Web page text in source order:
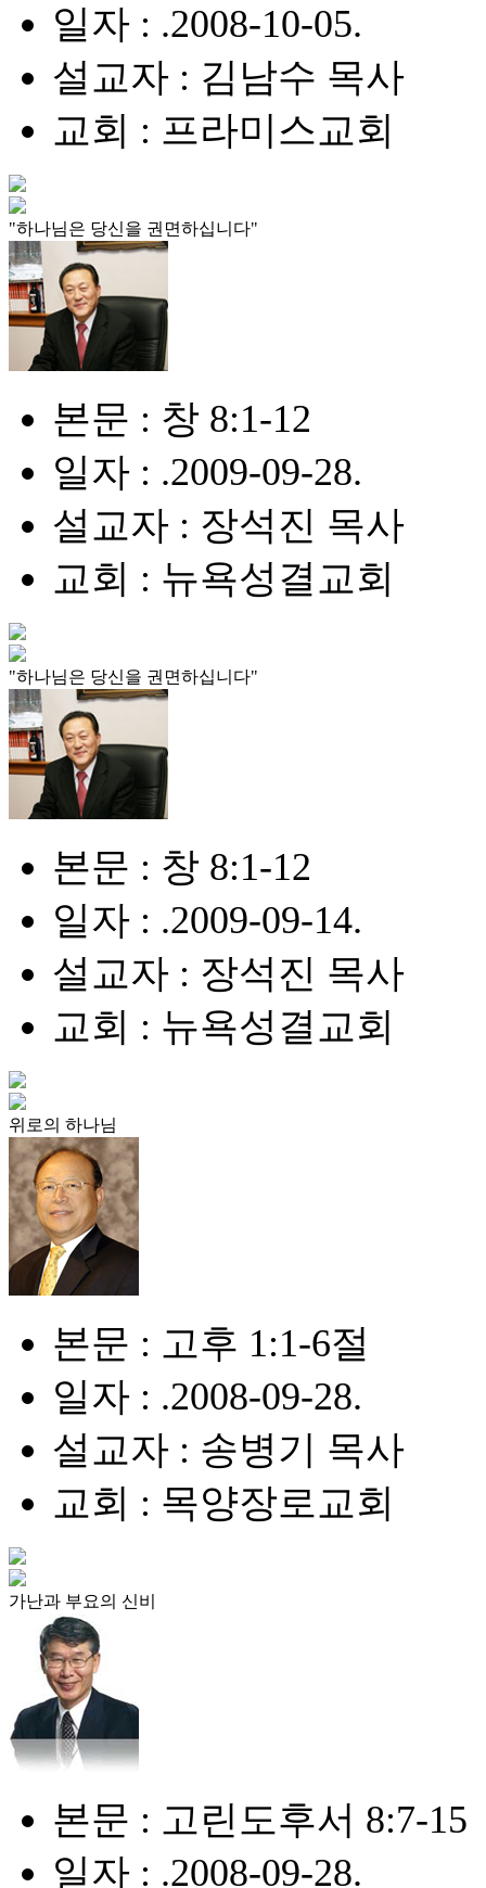
일자 : .2008-10-05.
설교자 : 김남수 목사
교회 : 프라미스교회
"하나님은 당신을 권면하십니다"
본문 : 창 8:1-12
일자 : .2009-09-28.
설교자 : 장석진 목사
교회 : 뉴욕성결교회
"하나님은 당신을 권면하십니다"
본문 : 창 8:1-12
일자 : .2009-09-14.
설교자 : 장석진 목사
교회 : 뉴욕성결교회
위로의 하나님
본문 : 고후 1:1-6절
일자 : .2008-09-28.
설교자 : 송병기 목사
교회 : 목양장로교회
가난과 부요의 신비
본문 : 고린도후서 8:7-15
일자 : .2008-09-28.